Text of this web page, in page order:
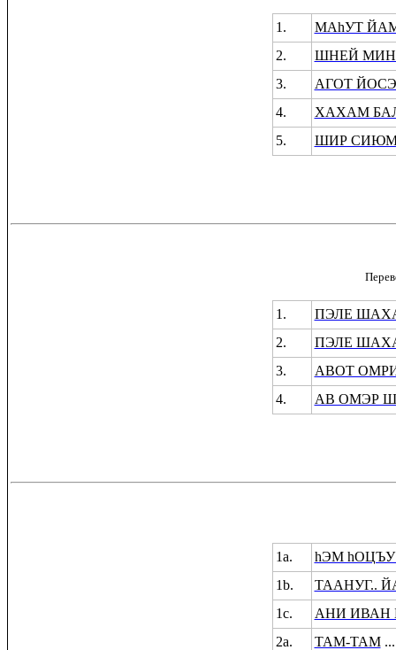
1.
МАhУТ
2.
ШНЕЙ
3.
АГОТ
4.
ХАХАМ
5.
ШИР СИЮМ
1.
ПЭЛЕ
2.
ПЭЛЕ
3.
АВОТ
4.
АВ ОМЭР
1a.
hЭМ
1b.
ТААНУГ..
1c.
АНИ ИВАН
2a. ТАМ-ТАМ...